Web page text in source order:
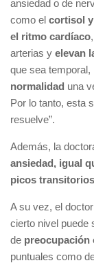
ansiedad o de
como el cortisol
el ritmo cardíaco
arterias y elevan
que sea temporal,
normalidad una
Por lo tanto, esta
resuelve”.
Además, la
ansiedad, igual
picos
A su vez, el
cierto nivel puede
de preocupación
puntuales como